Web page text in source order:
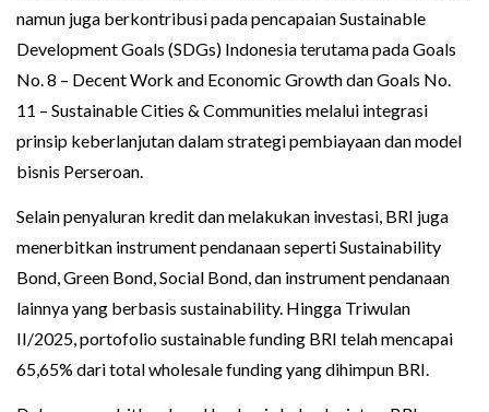
namun juga berkontribusi pada pencapaian Sustainable
Development Goals (SDGs) Indonesia terutama pada Goals
No. 8 – Decent Work and Economic Growth dan Goals No.
11 – Sustainable Cities & Communities melalui integrasi
prinsip keberlanjutan dalam strategi pembiayaan dan model
bisnis Perseroan.
Selain penyaluran kredit dan melakukan investasi, BRI juga
menerbitkan instrument pendanaan seperti Sustainability
Bond, Green Bond, Social Bond, dan instrument pendanaan
lainnya yang berbasis sustainability. Hingga Triwulan
II/2025, portofolio sustainable funding BRI telah mencapai
65,65% dari total wholesale funding yang dihimpun BRI.